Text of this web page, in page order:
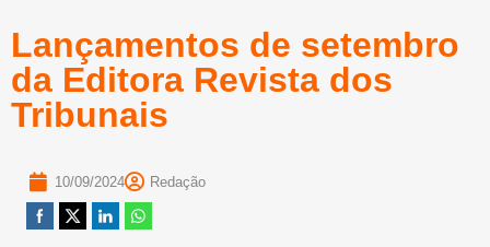
Lançamentos de setembro
da Editora Revista dos
Tribunais
10/09/2024 Redação